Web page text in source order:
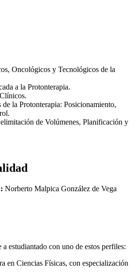
Oncológicos y Tecnológicos de la
a la Protonterapia.
de la Protonterapia: Posicionamiento,
de Volúmenes, Planificación y
Norberto Malpica González de Vega
estudiantado con uno de estos perfiles:
en Ciencias Físicas, con especialización